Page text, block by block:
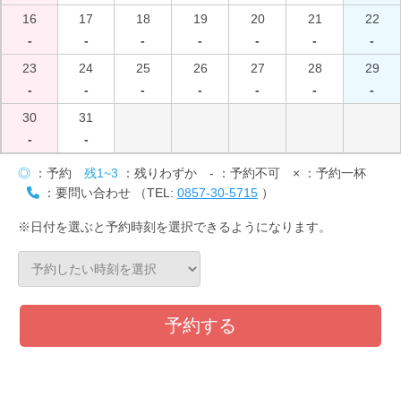
16
-
17
-
18
-
19
-
20
-
21
-
22
-
23
-
24
-
25
-
26
-
27
-
28
-
29
-
30
-
31
-
◎ ：予約 残1~3 ：残りわずか - ：予約不可 × ：予約一杯
：要問い合わせ （TEL: 0857-30-5715 ）
※日付を選ぶと予約時刻を選択できるようになります。
予約する